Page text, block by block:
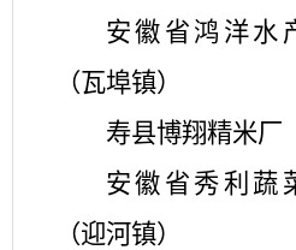
安徽省鸿洋水
（瓦埠镇）
寿县博翔精米厂
安徽省秀利蔬
（迎河镇）